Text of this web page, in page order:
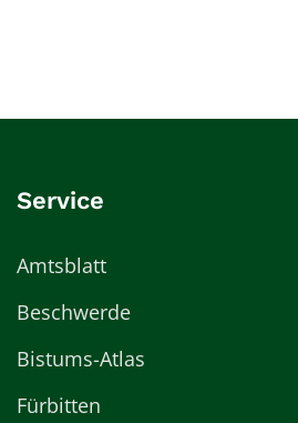
Service
Amtsblatt
Beschwerde
Bistums-Atlas
Fürbitten